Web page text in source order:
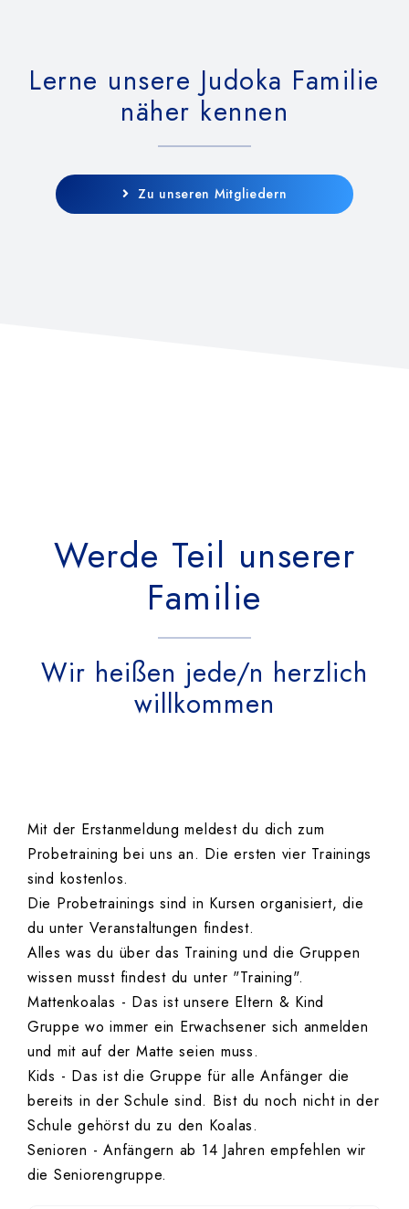
Lerne unsere Judoka Familie
näher kennen
Zu unseren Mitgliedern
Werde Teil unserer
Familie
Wir heißen jede/n herzlich
willkommen
Mit der Erstanmeldung meldest du dich zum
Probetraining bei uns an. Die ersten vier Trainings
sind kostenlos.
Die Probetrainings sind in Kursen organisiert, die
du unter Veranstaltungen findest.
Alles was du über das Training und die Gruppen
wissen musst findest du unter "Training".
Mattenkoalas - Das ist unsere Eltern & Kind
Gruppe wo immer ein Erwachsener sich anmelden
und mit auf der Matte seien muss.
Kids - Das ist die Gruppe für alle Anfänger die
bereits in der Schule sind. Bist du noch nicht in der
Schule gehörst du zu den Koalas.
Senioren - Anfängern ab 14 Jahren empfehlen wir
die Seniorengruppe.